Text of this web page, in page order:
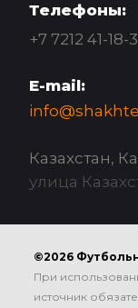
Телефоны:
+7 7212 41-18-
E-mail:
Казахстан,
улица
©2026
При
источник